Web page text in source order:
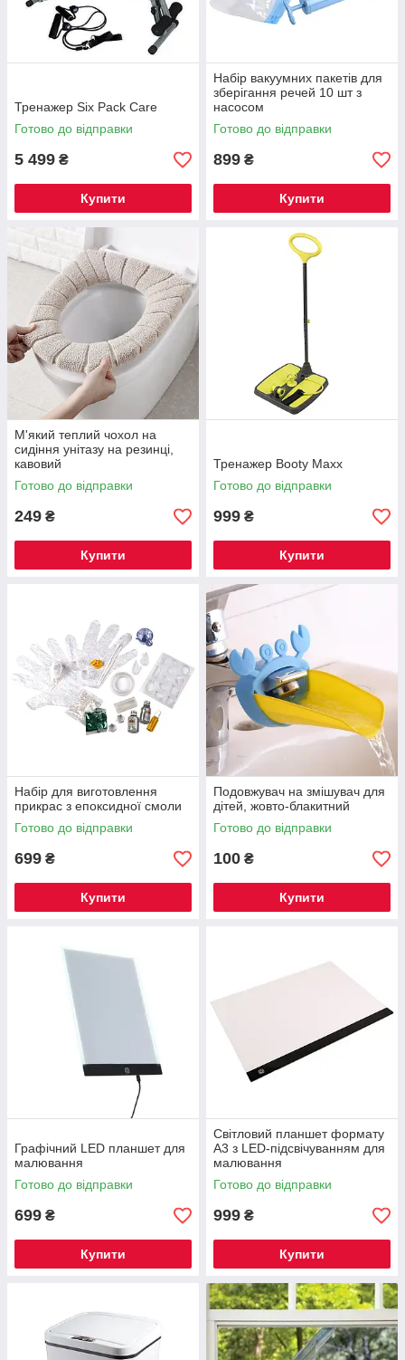
Тренажер Six Pack Care
Готово до відправки
5 499 ₴
Купити
Набір вакуумних пакетів для
зберігання речей 10 шт з
насосом
Готово до відправки
899 ₴
Купити
М'який теплий чохол на
сидіння унітазу на резинці,
кавовий
Готово до відправки
249 ₴
Купити
Тренажер Booty Maxx
Готово до відправки
999 ₴
Купити
Набір для виготовлення
прикрас з епоксидної смоли
Готово до відправки
699 ₴
Купити
Подовжувач на змішувач для
дітей, жовто-блакитний
Готово до відправки
100 ₴
Купити
Графічний LED планшет для
малювання
Готово до відправки
699 ₴
Купити
Світловий планшет формату
А3 з LED-підсвічуванням для
малювання
Готово до відправки
999 ₴
Купити